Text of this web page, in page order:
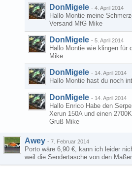
DonMigele - 4. April 2014
Hallo Montie meine
Versand MfG Mike
DonMigele - 5. April 2014
Hallo Montie wie klingen für
Mike
DonMigele - 14. April 2014
Hallo Montie hast du noch
DonMigele - 14. April 2014
Hallo Enrico Habe den
Xerun 150A und einen
Gruß Mike
Awey - 7. Februar 2014
Porto wäre 6,90 €, kann ich leider
weil die Sendertasche von den